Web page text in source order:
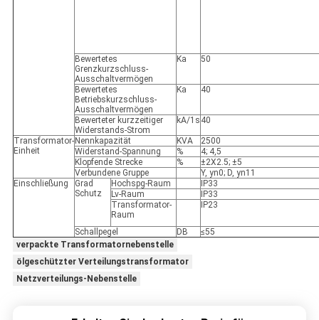
Bewertetes
Grenzkurzschluss-
Ausschaltvermögen
Ka 50
Bewertetes
Betriebskurzschluss-
Ausschaltvermögen
Ka 40
Bewerteter kurzzeitiger
Widerstands-Strom
kA/1s 40
Transformator-
Einheit
Nennkapazität KVA
2500
Widerstand-Spannung
%
4; 4,5
Klopfende Strecke
%
±2X2.5; ±5
Verbundene Gruppe
Y, yn0; D, yn11
Einschließung
Grad
Schutz
Hochspg-Raum
IP33
Lv-Raum
IP33
Transformator-
Raum
IP23
Schallpegel DB
≤55
verpackte Transformatornebenstelle
ölgeschützter Verteilungstransformator
Netzverteilungs-Nebenstelle